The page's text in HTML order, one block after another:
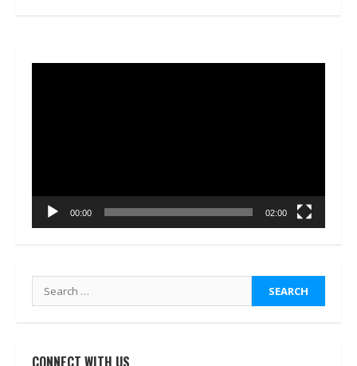
00:00 02:00
Search
for: